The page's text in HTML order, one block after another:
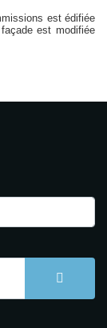
est édifiée
est modifiée